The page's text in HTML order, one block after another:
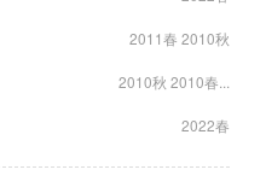
2011春 2010秋
2010秋 2010春...
2022春